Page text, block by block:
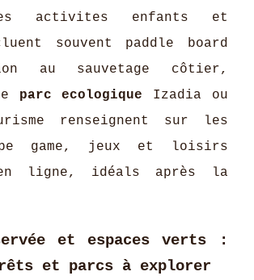
activites enfants et
souvent paddle board
au sauvetage côtier,
parc ecologique Izadia ou
renseignent sur les
game, jeux et loisirs
en ligne, idéals après la
et espaces verts :
et parcs à explorer